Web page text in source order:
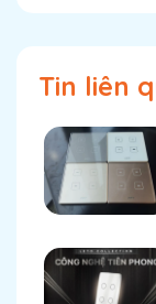
Tin liên